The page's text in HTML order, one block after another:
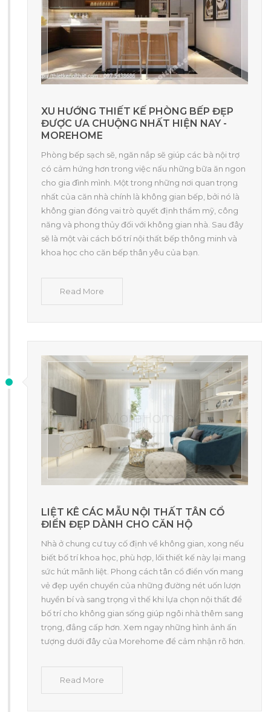
XU HƯỚNG THIẾT KẾ PHÒNG BẾP ĐẸP
ĐƯỢC ƯA CHUỘNG NHẤT HIỆN NAY -
MOREHOME
Phòng bếp sạch sẽ, ngăn nắp sẽ giúp các bà nội trợ
có cảm hứng hơn trong việc nấu những bữa ăn ngon
cho gia đình mình. Một trong những nơi quan trọng
nhất của căn nhà chính là không gian bếp, bởi nó là
không gian đóng vai trò quyết định thẩm mỹ, công
năng và phong thủy đối với không gian nhà. Sau đây
sẽ là một vài cách bố trí nội thất bếp thông minh và
khoa học cho căn bếp thân yêu của bạn.
Read More
LIỆT KÊ CÁC MẪU NỘI THẤT TÂN CỔ
ĐIỂN ĐẸP DÀNH CHO CĂN HỘ
Nhà ở chung cư tuy cố định về không gian, xong nếu
biết bố trí khoa học, phù hợp, lối thiết kế này lại mang
sức hút mãnh liệt. Phong cách tân cổ điển vốn mang
vẻ đẹp uyển chuyển của những đường nét uốn lượn
huyền bí và sang trọng vì thế khi lựa chọn nội thất để
bố trí cho không gian sống giúp ngôi nhà thêm sang
trọng, đẳng cấp hơn. Xem ngay những hình ảnh ấn
tượng dưới đây của Morehome để cảm nhận rõ hơn.
Read More